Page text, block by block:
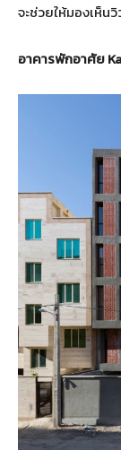
จะช่วยให้มองเห็
อาคารพักอาศัย